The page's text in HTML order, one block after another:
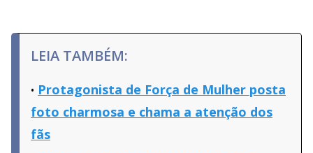
LEIA TAMBÉM:
Protagonista de Força de Mulher posta
foto charmosa e chama a atenção dos
fãs